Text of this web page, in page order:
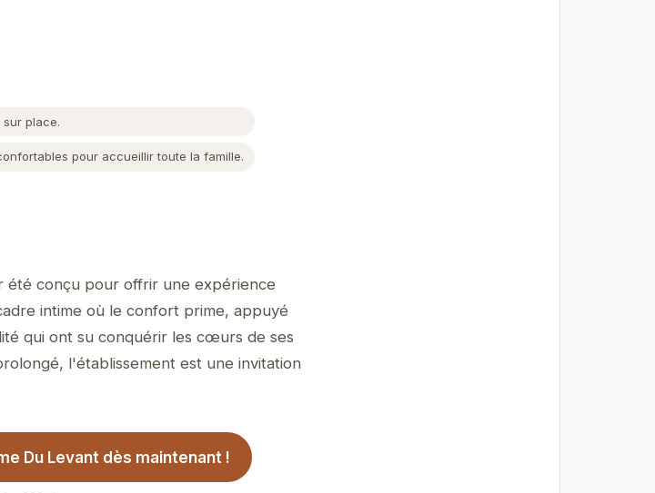
place.
pour accueillir toute la famille.
été conçu pour offrir une expérience
intime où le confort prime, appuyé
qui ont su conquérir les cœurs de ses
l'établissement est une invitation
Du Levant dès maintenant !